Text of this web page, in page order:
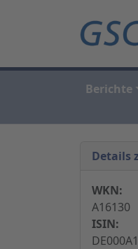
Berichte
Details
WKN:
A16130
ISIN: